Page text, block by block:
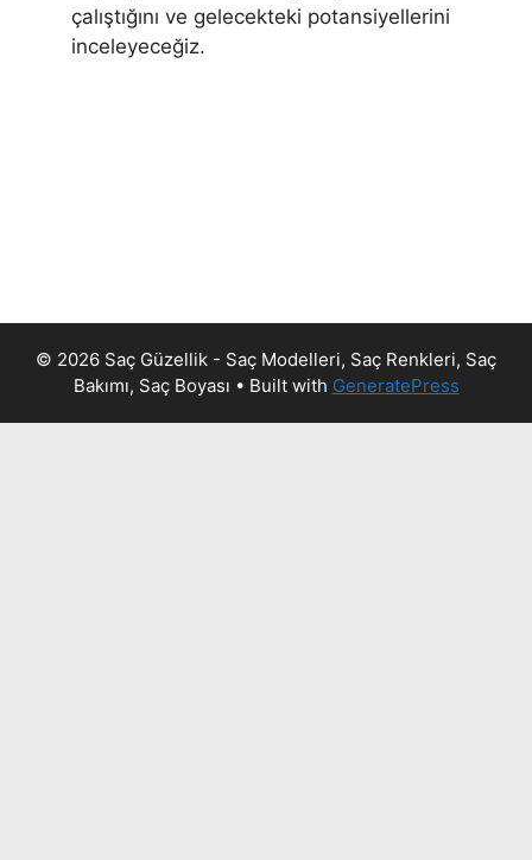
çalıştığını ve gelecekteki potansiyellerini
inceleyeceğiz.
© 2026 Saç Güzellik - Saç Modelleri, Saç Renkleri, Saç
Bakımı, Saç Boyası • Built with GeneratePress